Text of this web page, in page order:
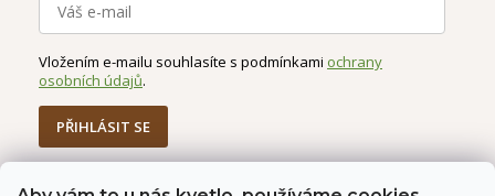
Vložením e-mailu souhlasíte s podmínkami ochrany
osobních údajů.
PŘIHLÁSIT SE